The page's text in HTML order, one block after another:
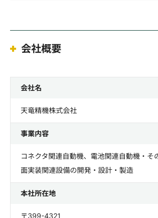
会社概要
会社名
天竜精機株式会社
事業内容
コネクタ関連自動機、電池関連自動機・そ
面実装関連設備の開発・設計・製造
本社所在地
〒399-4321